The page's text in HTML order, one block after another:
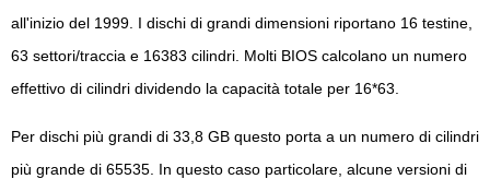
all'inizio del 1999. I dischi di grandi dimensioni riportano 16 testine,
63 settori/traccia e 16383 cilindri. Molti BIOS calcolano un numero
effettivo di cilindri dividendo la capacità totale per 16*63.
Per dischi più grandi di 33,8 GB questo porta a un numero di cilindri
più grande di 65535. In questo caso particolare, alcune versioni di